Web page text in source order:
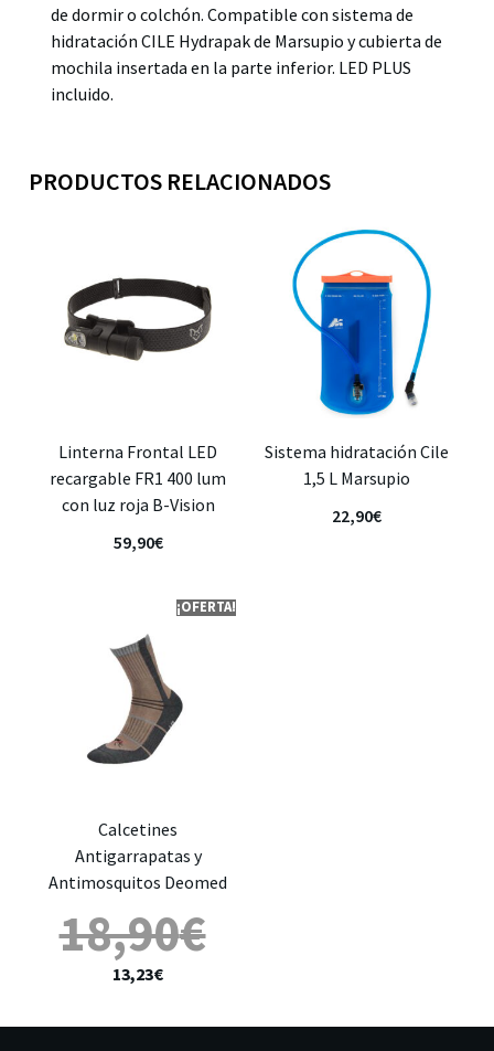
de dormir o colchón. Compatible con sistema de
hidratación CILE Hydrapak de Marsupio y cubierta de
mochila insertada en la parte inferior. LED PLUS
incluido.
PRODUCTOS RELACIONADOS
Linterna Frontal LED
recargable FR1 400 lum
con luz roja B-Vision
59,90€
Sistema hidratación Cile
1,5 L Marsupio
22,90€
¡OFERTA!
Calcetines
Antigarrapatas y
Antimosquitos Deomed
18,90€
13,23€